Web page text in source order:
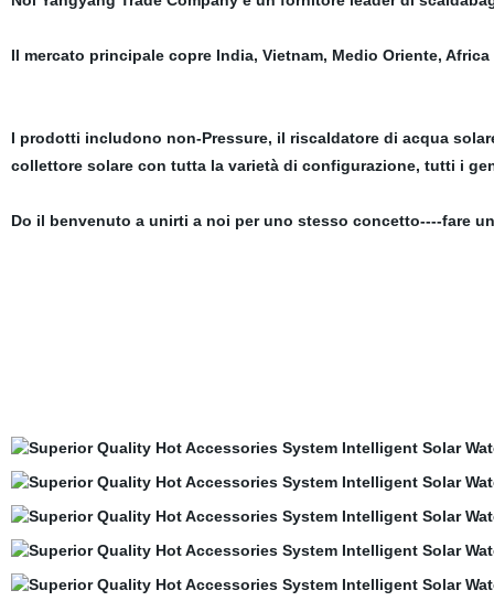
Il mercato principale copre India, Vietnam, Medio Oriente,
I prodotti includono non-Pressure, il riscaldatore di acqua
collettore solare con tutta la varietà di configurazione, tutti i
Do il benvenuto a unirti a noi per uno stesso concetto----fare